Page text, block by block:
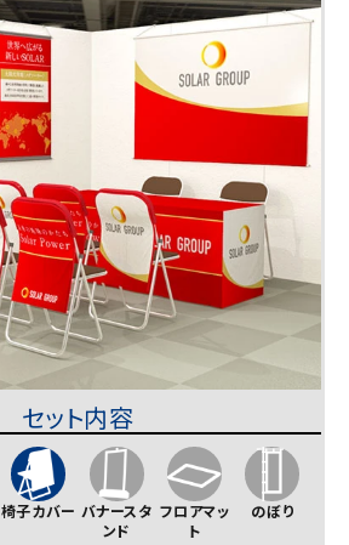
セット内容
椅子カバー バナースタ
ンド
フロアマッ
ト
のぼり